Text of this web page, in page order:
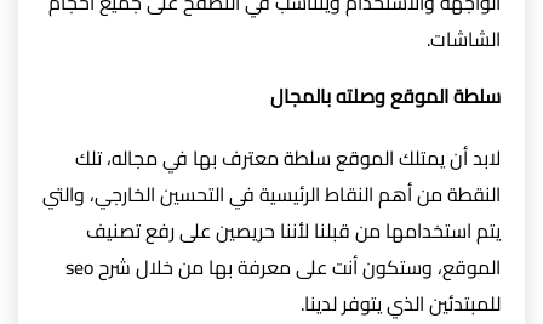
الشاشات.
سلطة الموقع وصلته بالمجال
لابد أن يمتلك الموقع سلطة معترف بها في مجاله، تلك
النقطة من أهم النقاط الرئيسية في التحسين الخارجي، والتي
يتم استخدامها من قبلنا لأننا حريصين على رفع تصنيف
الموقع، وستكون أنت على معرفة بها من خلال شرح seo
للمبتدئين الذي يتوفر لدينا.